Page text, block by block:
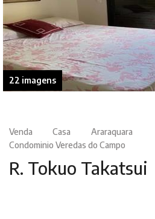
22 imagens
Venda Casa
Araraquara
Condominio Veredas do Campo
R. Tokuo Takatsui